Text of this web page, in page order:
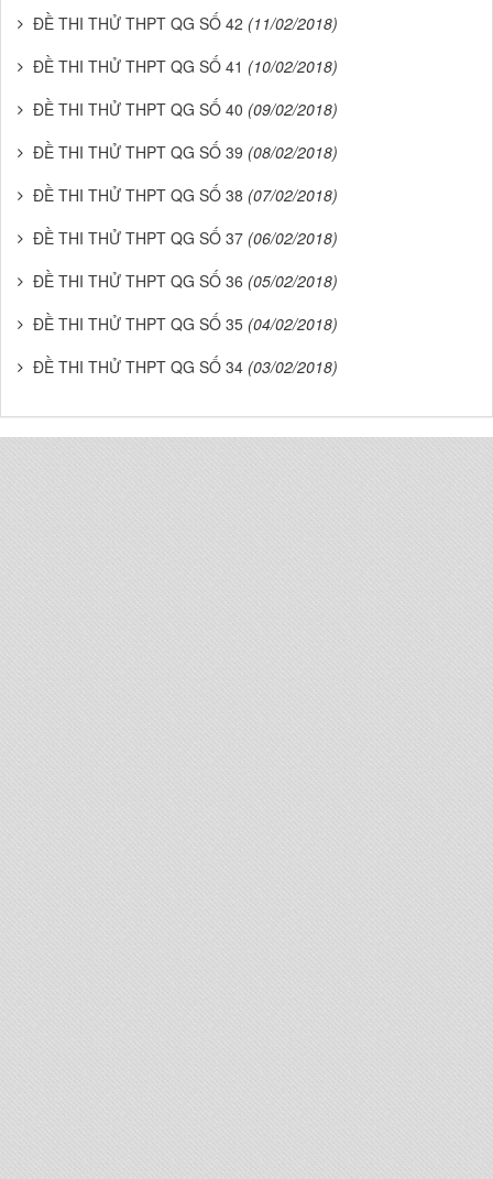
ĐỀ THI THỬ THPT QG SỐ 42 (11/02/2018)
ĐỀ THI THỬ THPT QG SỐ 41 (10/02/2018)
ĐỀ THI THỬ THPT QG SỐ 40 (09/02/2018)
ĐỀ THI THỬ THPT QG SỐ 39 (08/02/2018)
ĐỀ THI THỬ THPT QG SỐ 38 (07/02/2018)
ĐỀ THI THỬ THPT QG SỐ 37 (06/02/2018)
ĐỀ THI THỬ THPT QG SỐ 36 (05/02/2018)
ĐỀ THI THỬ THPT QG SỐ 35 (04/02/2018)
ĐỀ THI THỬ THPT QG SỐ 34 (03/02/2018)